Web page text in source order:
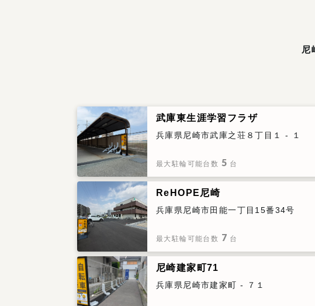
尼
武庫東生涯学習フラザ
兵庫県尼崎市武庫之荘８丁目１ - １
最大駐輪可能台数 5 台
ReHOPE尼崎
兵庫県尼崎市田能一丁目15番34号
最大駐輪可能台数 7 台
尼崎建家町71
兵庫県尼崎市建家町 - ７１